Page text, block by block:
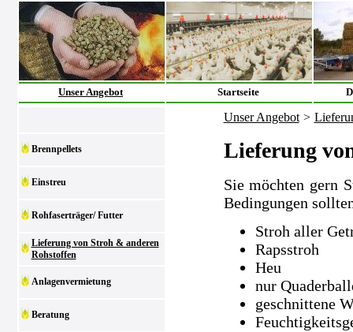
Unser Angebot Startseite
Brennpellets
Einstreu
Rohfaserträger/ Futter
Lieferung von Stroh & anderen
Rohstoffen
Anlagenvermietung
Beratung
Unser Angebot >
Lieferung
Sie möchten gern
Bedingungen
Stroh aller
Rapsstroh
Heu
nur
geschnittene